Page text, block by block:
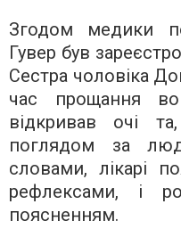
Згодом медики
Гувер був
Сестра чоловіка
час прощання
відкривав очі
поглядом за
словами, лікарі
рефлексами, і
поясненням.